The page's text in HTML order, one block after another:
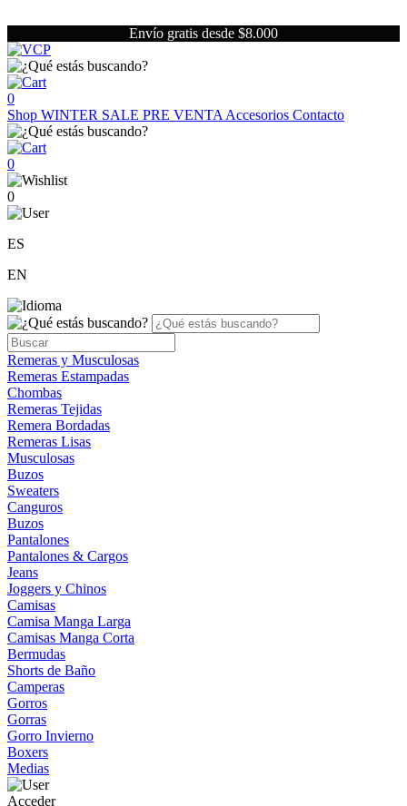
Envío gratis desde $8.000
0
Shop WINTER SALE PRE VENTA Accesorios Contacto
0
0
ES
EN
Remeras y Musculosas
Remeras Estampadas
Chombas
Remeras Tejidas
Remera Bordadas
Remeras Lisas
Musculosas
Buzos
Sweaters
Canguros
Buzos
Pantalones
Pantalones & Cargos
Jeans
Joggers y Chinos
Camisas
Camisa Manga Larga
Camisas Manga Corta
Bermudas
Shorts de Baño
Camperas
Gorros
Gorras
Gorro Invierno
Boxers
Medias
Acceder